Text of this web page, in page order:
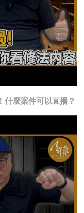
什麼案件可以直播？